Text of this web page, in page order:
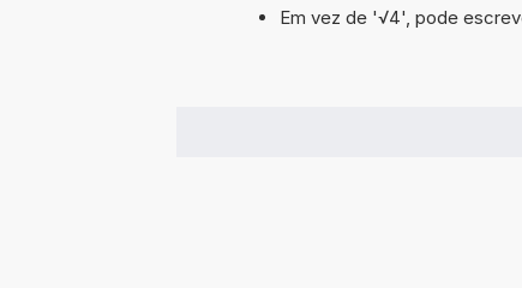
Em vez de '√4', pode